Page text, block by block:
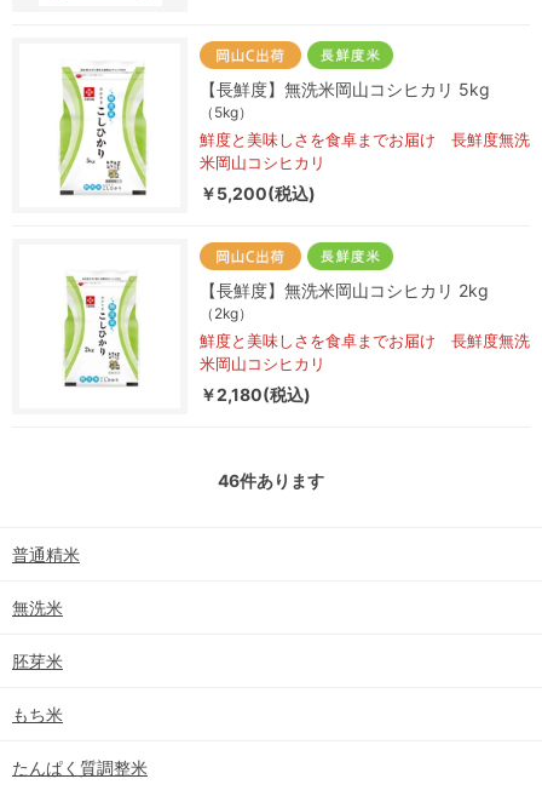
【長鮮度】無洗米岡山コシヒカリ 5kg
（5kg）
鮮度と美味しさを食卓までお届け 長鮮度無洗
米岡山コシヒカリ
￥5,200(税込)
【長鮮度】無洗米岡山コシヒカリ 2kg
（2kg）
鮮度と美味しさを食卓までお届け 長鮮度無洗
米岡山コシヒカリ
￥2,180(税込)
46件あります
普通精米
無洗米
胚芽米
もち米
たんぱく質調整米